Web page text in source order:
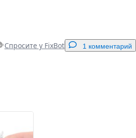
Спросите у FixBot 1 комментарий